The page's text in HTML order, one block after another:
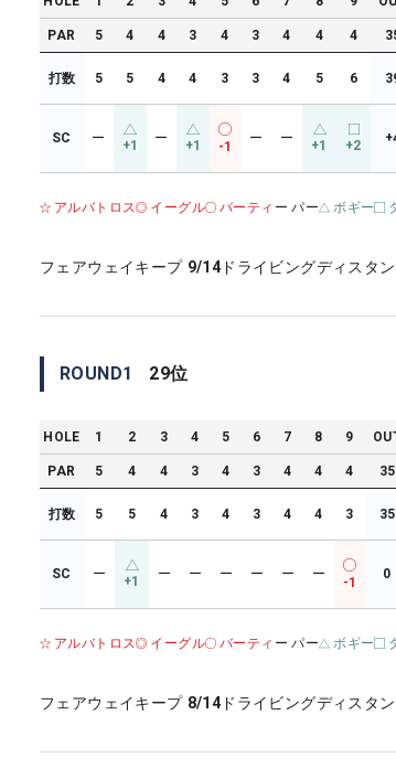
PAR 5 4 4 3 4 3 4 4 4
打数 5 5 4 4 3 3 4 5 6
SC ー +1 ー +1 -1
ー ー +1 +2
アルバトロス イーグル バーティ ー パー ボギー
フェアウェイキープ 9/14 ドライビングディスタ
ROUND1 29位
HOLE 1 2 3 4 5 6 7 8 9
PAR 5 4 4 3 4 3 4 4 4 35
打数 5 5 4 3 4 3 4 4 3 35
SC ー +1 ー ー ー ー ー ー
-1
0
アルバトロス イーグル バーティ ー パー ボギー
フェアウェイキープ 8/14 ドライビングディスタ